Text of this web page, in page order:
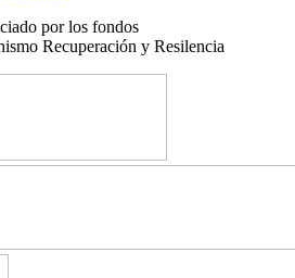
por los fondos
Recuperación y Resilencia